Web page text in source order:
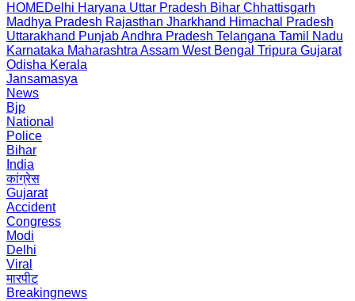
HOMEDelhi Haryana Uttar Pradesh Bihar Chhattisgarh
Madhya Pradesh Rajasthan Jharkhand Himachal Pradesh
Uttarakhand PunjabAndhra Pradesh Telangana Tamil Nadu
Karnataka Maharashtra Assam West Bengal Tripura Gujarat
Odisha Kerala
Jansamasya
News
Bjp
National
Police
Bihar
India
कांग्रेस
Gujarat
Accident
Congress
Modi
Delhi
Viral
मारपीट
Breakingnews